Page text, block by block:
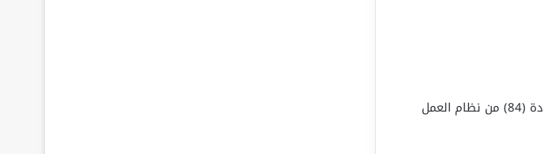
تُعد مكافأة نهاية الخدمة من أهم الحقوق المالية للعامل، ويتم احتسابها وفق المادة (84) من نظام العمل